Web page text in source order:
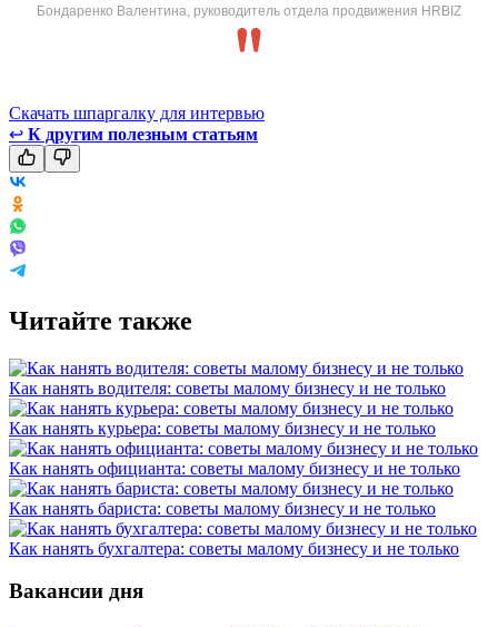
Бондаренко Валентина, руководитель отдела продвижения HRBIZ
Скачать шпаргалку для интервью
↩ К другим полезным статьям
Читайте также
Как нанять водителя: советы малому бизнесу и не только
Как нанять курьера: советы малому бизнесу и не только
Как нанять официанта: советы малому бизнесу и не только
Как нанять бариста: советы малому бизнесу и не только
Как нанять бухгалтера: советы малому бизнесу и не только
Вакансии дня